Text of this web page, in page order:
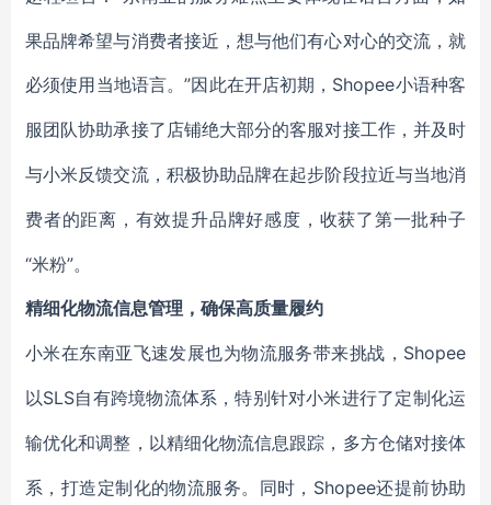
果品牌希望与消费者接近，想与他们有心对心的交流，就
必须使用当地语言。”因此在开店初期，Shopee小语种客
服团队协助承接了店铺绝大部分的客服对接工作，并及时
与小米反馈交流，积极协助品牌在起步阶段拉近与当地消
费者的距离，有效提升品牌好感度，收获了第一批种子
“米粉”。
精细化物流信息管理，确保高质量履约
小米在东南亚飞速发展也为物流服务带来挑战， Shopee
以SLS自有跨境物流体系，特别针对小米进行了定制化运
输优化和调整，以精细化物流信息跟踪，多方仓储对接体
系，打造定制化的物流服务。同时， Shopee还提前协助